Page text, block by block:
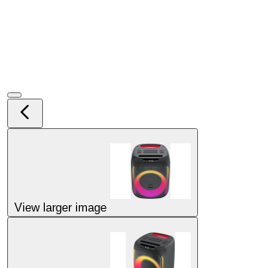
View larger image